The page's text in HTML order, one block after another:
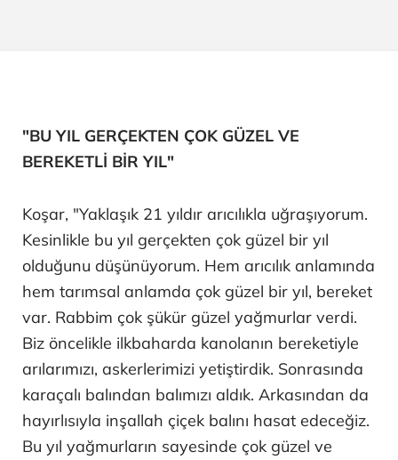
"BU YIL GERÇEKTEN ÇOK GÜZEL VE
BEREKETLİ BİR YIL"
Koşar, "Yaklaşık 21 yıldır arıcılıkla uğraşıyorum.
Kesinlikle bu yıl gerçekten çok güzel bir yıl
olduğunu düşünüyorum. Hem arıcılık anlamında
hem tarımsal anlamda çok güzel bir yıl, bereket
var. Rabbim çok şükür güzel yağmurlar verdi.
Biz öncelikle ilkbaharda kanolanın bereketiyle
arılarımızı, askerlerimizi yetiştirdik. Sonrasında
karaçalı balından balımızı aldık. Arkasından da
hayırlısıyla inşallah çiçek balını hasat edeceğiz.
Bu yıl yağmurların sayesinde çok güzel ve